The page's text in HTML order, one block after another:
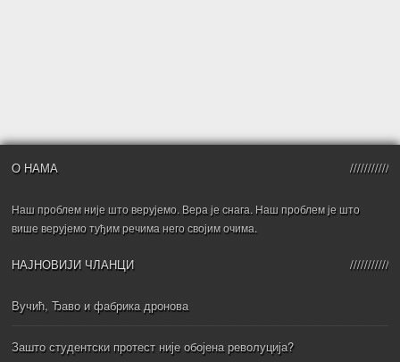
О НАМА
Наш проблем није што верујемо. Вера је снага. Наш проблем је што
више верујемо туђим речима него својим очима.
НАЈНОВИЈИ ЧЛАНЦИ
Вучић, Ђаво и фабрика дронова
Зашто студентски протест није обојена револуција?